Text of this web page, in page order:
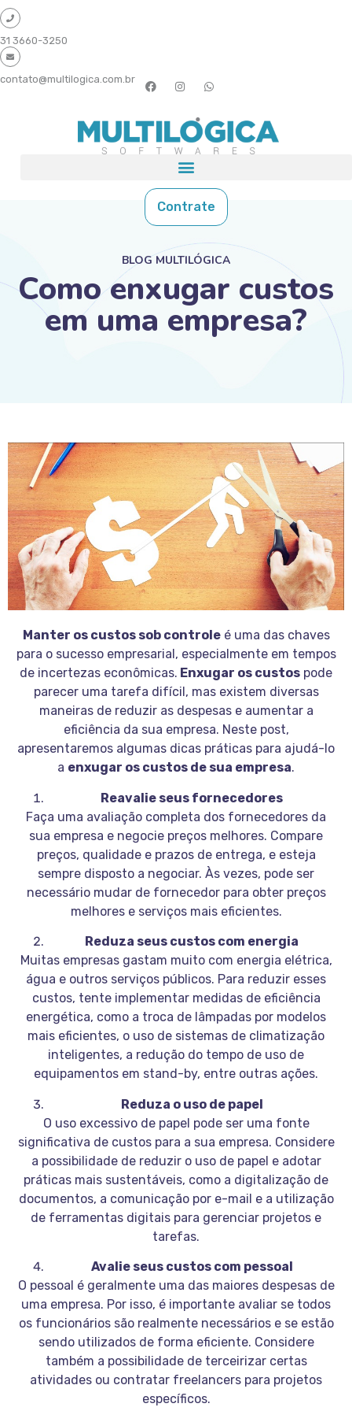
31 3660-3250
contato@multilogica.com.br
Contrate
BLOG MULTILÓGICA
Como enxugar custos
em uma empresa?
Manter os custos sob controleé uma das chaves
para o sucesso empresarial, especialmente em tempos
de incertezas econômicas. Enxugar os custos pode
parecer uma tarefa difícil, mas existem diversas
maneiras de reduzir as despesas e aumentar a
eficiência da sua empresa. Neste post,
apresentaremos algumas dicas práticas para ajudá-lo
a enxugar os custos de sua empresa.
Reavalie seus fornecedores
Faça uma avaliação completa dos fornecedores da
sua empresa e negocie preços melhores. Compare
preços, qualidade e prazos de entrega, e esteja
sempre disposto a negociar. Às vezes, pode ser
necessário mudar de fornecedor para obter preços
melhores e serviços mais eficientes.
Reduza seus custos com energia
Muitas empresas gastam muito com energia elétrica,
água e outros serviços públicos. Para reduzir esses
custos, tente implementar medidas de eficiência
energética, como a troca de lâmpadas por modelos
mais eficientes, o uso de sistemas de climatização
inteligentes, a redução do tempo de uso de
equipamentos em stand-by, entre outras ações.
Reduza o uso de papel
O uso excessivo de papel pode ser uma fonte
significativa de custos para a sua empresa. Considere
a possibilidade de reduzir o uso de papel e adotar
práticas mais sustentáveis, como a digitalização de
documentos, a comunicação por e-mail e a utilização
de ferramentas digitais para gerenciar projetos e
tarefas.
Avalie seus custos com pessoal
O pessoal é geralmente uma das maiores despesas de
uma empresa. Por isso, é importante avaliar se todos
os funcionários são realmente necessários e se estão
sendo utilizados de forma eficiente. Considere
também a possibilidade de terceirizar certas
atividades ou contratar freelancers para projetos
específicos.